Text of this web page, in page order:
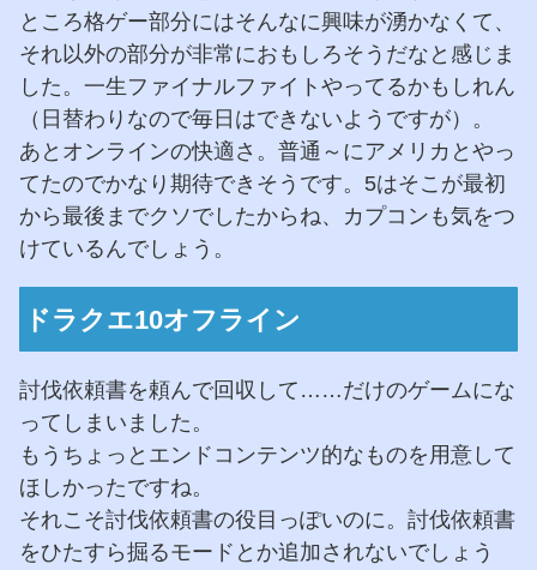
ところ格ゲー部分にはそんなに興味が湧かなくて、
それ以外の部分が非常におもしろそうだなと感じま
した。一生ファイナルファイトやってるかもしれん
（日替わりなので毎日はできないようですが）。
あとオンラインの快適さ。普通～にアメリカとやっ
てたのでかなり期待できそうです。5はそこが最初
から最後までクソでしたからね、カプコンも気をつ
けているんでしょう。
ドラクエ10オフライン
討伐依頼書を頼んで回収して……だけのゲームにな
ってしまいました。
もうちょっとエンドコンテンツ的なものを用意して
ほしかったですね。
それこそ討伐依頼書の役目っぽいのに。討伐依頼書
をひたすら掘るモードとか追加されないでしょう